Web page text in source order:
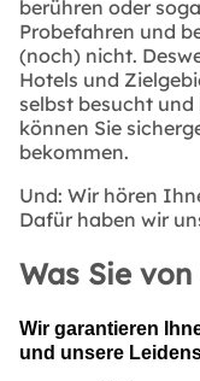
berühren oder
Probefahren und
(noch) nicht.
Hotels und
selbst besucht
können Sie
bekommen.
Und: Wir hören
Dafür haben wir
Was Sie
Wir garantieren
und unsere